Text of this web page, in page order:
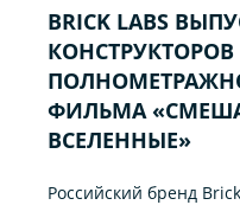
BRICK LABS
КОНСТРУКТОРОВ
ФИЛЬМА
ВСЕЛЕННЫЕ»
Российский бренд